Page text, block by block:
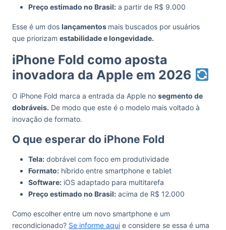
Preço estimado no Brasil: a partir de R$ 9.000
Esse é um dos lançamentos mais buscados por usuários
que priorizam estabilidade e longevidade.
iPhone Fold como aposta
inovadora da Apple em 2026
O iPhone Fold marca a entrada da Apple no segmento de
dobráveis. De modo que este é o modelo mais voltado à
inovação de formato.
O que esperar do iPhone Fold
Tela: dobrável com foco em produtividade
Formato: híbrido entre smartphone e tablet
Software: iOS adaptado para multitarefa
Preço estimado no Brasil: acima de R$ 12.000
Como escolher entre um novo smartphone e um
recondicionado? Se informe aqui e considere se essa é uma